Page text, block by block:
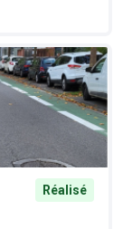
Réalisé